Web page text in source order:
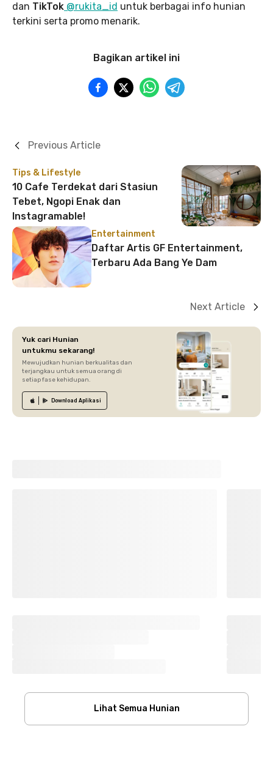
dan TikTok @rukita_id untuk berbagai info hunian
terkini serta promo menarik.
Bagikan artikel ini
Tips & Lifestyle
10 Cafe Terdekat dari Stasiun
Tebet, Ngopi Enak dan
Instagramable!
Previous Article
Entertainment
Daftar Artis GF Entertainment,
Terbaru Ada Bang Ye Dam
Next Article
Yuk cari Hunian
untukmu sekarang!
Mewujudkan hunian berkualitas dan
terjangkau untuk semua orang di
setiap fase kehidupan.
Download Aplikasi
Lihat Semua Hunian